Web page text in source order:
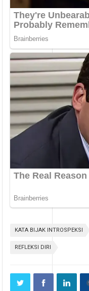
KATA BIJAK INTROSPEKSI
REFLEKSI DIRI